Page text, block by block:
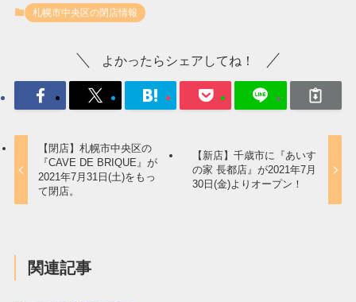
札幌市中央区の閉店情報
よかったらシェアしてね！
【閉店】札幌市中央区の
『CAVE DE BRIQUE』が
2021年7月31日(土)をもっ
て閉店。
【新店】千歳市に『あいす
の家 長都店』が2021年7月
30日(金)よりオープン！
関連記事